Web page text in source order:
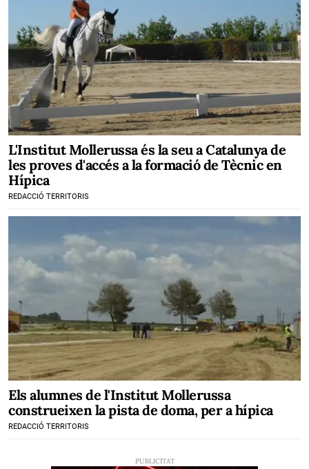
L'Institut Mollerussa és la seu a Catalunya de
les proves d'accés a la formació de Tècnic en
Hípica
REDACCIÓ TERRITORIS
Els alumnes de l'Institut Mollerussa
construeixen la pista de doma, per a hípica
REDACCIÓ TERRITORIS